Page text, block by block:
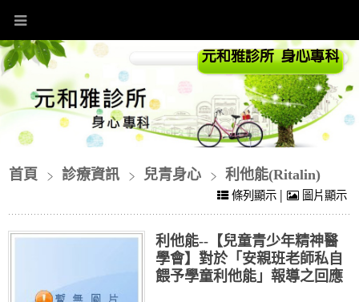
首頁 診療資訊 兒青身心 利他能(Ritalin)
條列顯示 | 圖片顯示
利他能--【兒童青少年精神醫
學會】對於「安親班老師私自
餵予學童利他能」報導之回應